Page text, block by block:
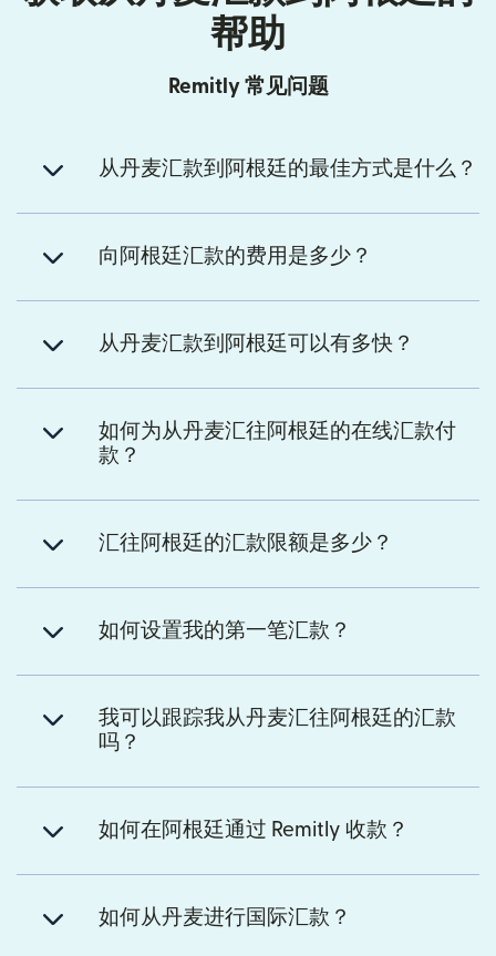
帮助
Remitly 常见问题
从丹麦汇款到阿根廷的最佳方式是什么？
向阿根廷汇款的费用是多少？
从丹麦汇款到阿根廷可以有多快？
如何为从丹麦汇往阿根廷的在线汇款付
款？
汇往阿根廷的汇款限额是多少？
如何设置我的第一笔汇款？
我可以跟踪我从丹麦汇往阿根廷的汇款
吗？
如何在阿根廷通过 Remitly 收款？
如何从丹麦进行国际汇款？